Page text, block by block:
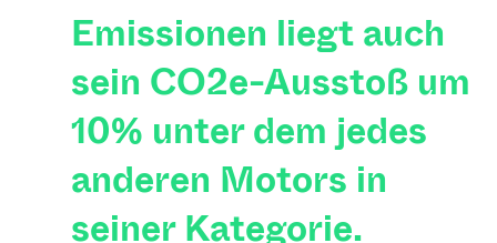
Emissionen liegt auch
sein CO2e-Ausstoß um
10% unter dem jedes
anderen Motors in
seiner Kategorie.